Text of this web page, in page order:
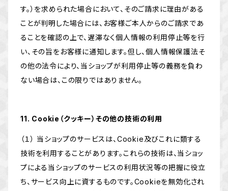
す。）を求められた場合において、そのご請求に理由がある
ことが判明した場合には、お客様ご本人からのご請求であ
ることを確認の上で、遅滞なく個人情報の利用停止等を行
い、その旨をお客様に通知します。但し、個人情報保護法そ
の他の法令により、当ショップが利用停止等の義務を負わ
ない場合は、この限りではありません。
11. Cookie（クッキー）その他の技術の利用
（１） 当ショップのサービスは、Cookie及びこれに類する
技術を利用することがあります。これらの技術は、当ショッ
プによる当ショップのサービスの利用状況等の把握に役立
ち、サービス向上に資するものです。Cookieを無効化され